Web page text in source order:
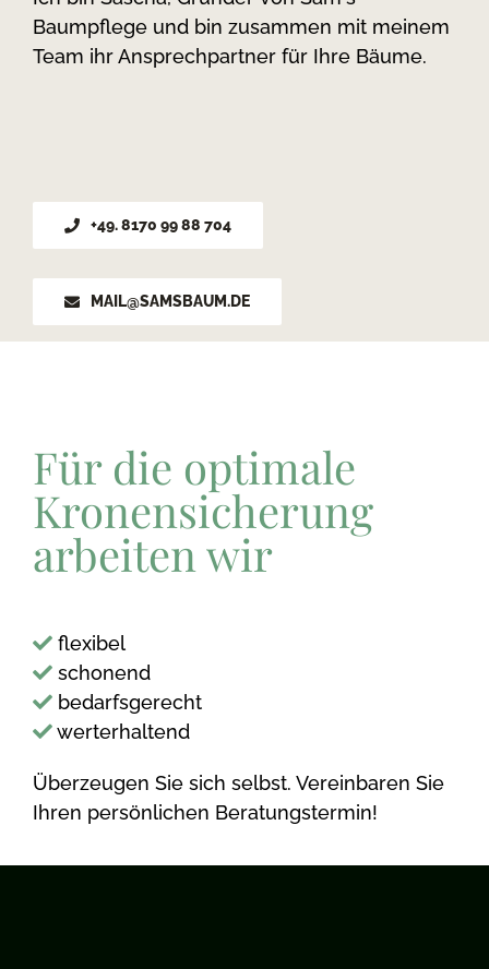
Baumpflege und bin zusammen mit meinem
Team ihr Ansprechpartner für Ihre Bäume.
+49. 8170 99 88 704
MAIL@SAMSBAUM.DE
Für die optimale
Kronensicherung
arbeiten wir
flexibel
schonend
bedarfsgerecht
werterhaltend
Überzeugen Sie sich selbst. Vereinbaren Sie
Ihren persönlichen Beratungstermin!